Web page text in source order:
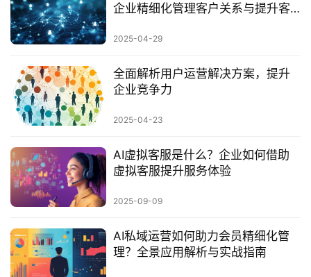
企业精细化管理客户关系与提升客
2025-04-29
全面解析用户运营解决方案，提升
企业竞争力
2025-04-23
AI虚拟客服是什么？企业如何借助
虚拟客服提升服务体验
2025-09-09
AI私域运营如何助力会员精细化管
理？全景应用解析与实战指南